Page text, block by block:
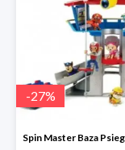
-27%